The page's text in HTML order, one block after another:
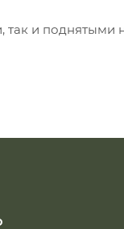
так и поднятыми